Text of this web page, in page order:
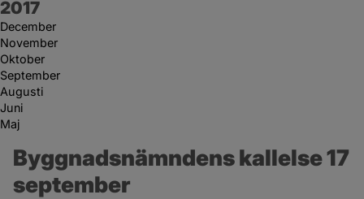
År:
2017
December
November
Oktober
September
Augusti
Juni
Maj
Byggnadsnämndens kallelse 17
september